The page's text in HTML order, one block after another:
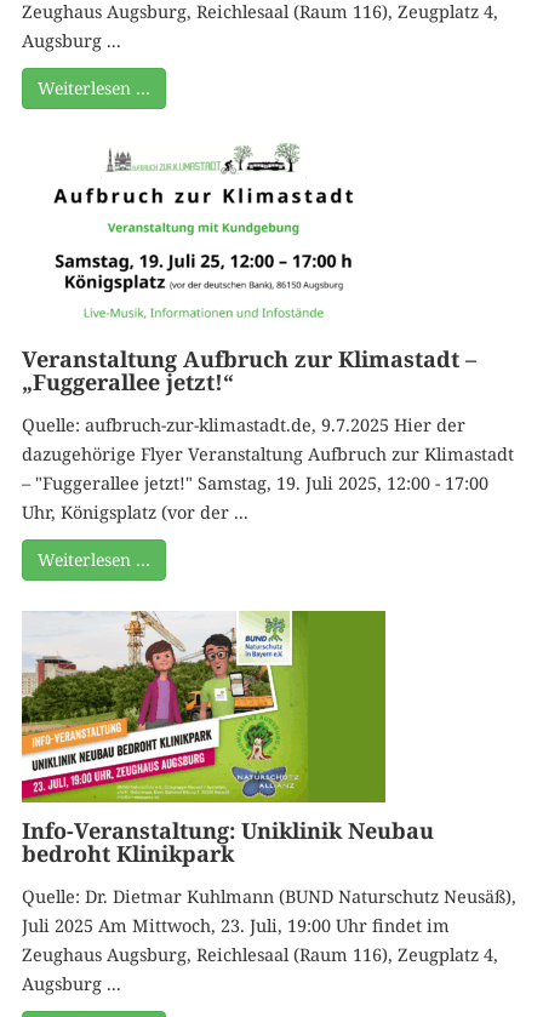
Zeughaus Augsburg, Reichlesaal (Raum 116), Zeugplatz 4,
Augsburg ...
Weiterlesen …
Veranstaltung Aufbruch zur Klimastadt –
„Fuggerallee jetzt!“
Quelle: aufbruch-zur-klimastadt.de, 9.7.2025 Hier der
dazugehörige Flyer Veranstaltung Aufbruch zur Klimastadt
– "Fuggerallee jetzt!" Samstag, 19. Juli 2025, 12:00 - 17:00
Uhr, Königsplatz (vor der ...
Weiterlesen …
Info-Veranstaltung: Uniklinik Neubau
bedroht Klinikpark
Quelle: Dr. Dietmar Kuhlmann (BUND Naturschutz Neusäß),
Juli 2025 Am Mittwoch, 23. Juli, 19:00 Uhr findet im
Zeughaus Augsburg, Reichlesaal (Raum 116), Zeugplatz 4,
Augsburg ...